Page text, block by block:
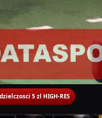
5 zl HIGH-RES